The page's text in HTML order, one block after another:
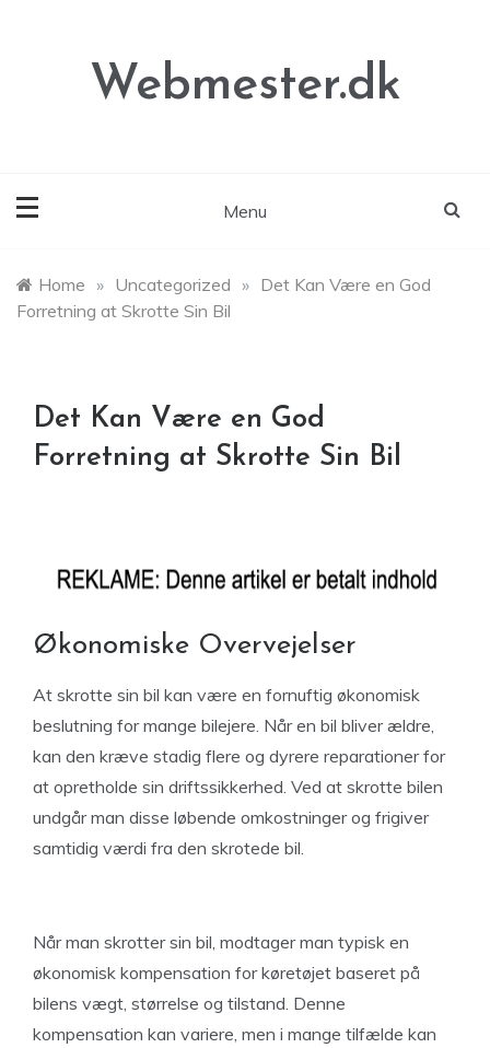
Webmester.dk
Menu
Home » Uncategorized » Det Kan Være en God
Forretning at Skrotte Sin Bil
Det Kan Være en God
Forretning at Skrotte Sin Bil
Økonomiske Overvejelser
At skrotte sin bil kan være en fornuftig økonomisk
beslutning for mange bilejere. Når en bil bliver ældre,
kan den kræve stadig flere og dyrere reparationer for
at opretholde sin driftssikkerhed. Ved at skrotte bilen
undgår man disse løbende omkostninger og frigiver
samtidig værdi fra den skrotede bil.
Når man skrotter sin bil, modtager man typisk en
økonomisk kompensation for køretøjet baseret på
bilens vægt, størrelse og tilstand. Denne
kompensation kan variere, men i mange tilfælde kan